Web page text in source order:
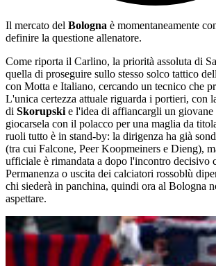
Il mercato del Bologna è momentaneamente
definire la questione allenatore.
Come riporta il Carlino, la priorità assoluta di
quella di proseguire sullo stesso solco tattico
con Motta e Italiano, cercando un tecnico che
L'unica certezza attuale riguarda i portieri, con
di Skorupski e l'idea di affiancargli un giovane
giocarsela con il polacco per una maglia da
ruoli tutto è in stand-by: la dirigenza ha già
(tra cui Falcone, Peer Koopmeiners e Dieng),
ufficiale è rimandata a dopo l'incontro decisivo
Permanenza o uscita dei calciatori rossoblù
chi siederà in panchina, quindi ora al Bologna
aspettare.